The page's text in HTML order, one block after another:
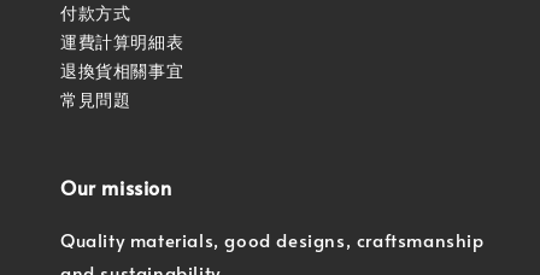
付款方式
運費計算明細表
退換貨相關事宜
常見問題
Our mission
Quality materials, good designs, craftsmanship